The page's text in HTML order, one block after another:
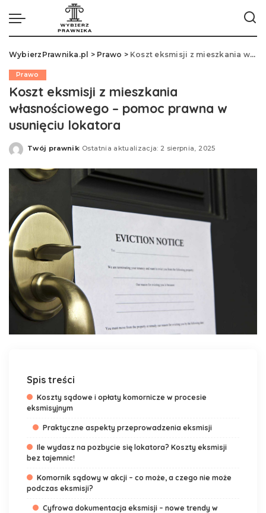
WybierzPrawnika.pl > Prawo > Koszt eksmisji z mieszkania własnościowego – pomoc prawna w usunięciu lokatora
Prawo
Koszt eksmisji z mieszkania
własnościowego – pomoc prawna w
usunięciu lokatora
Opublikowane
Twój prawnik Ostatnia aktualizacja: 2 sierpnia, 2025
Spis treści
Koszty sądowe i opłaty komornicze w procesie
eksmisyjnym
Praktyczne aspekty przeprowadzenia eksmisji
Ile wydasz na pozbycie się lokatora? Koszty eksmisji
bez tajemnic!
Komornik sądowy w akcji – co może, a czego nie może
podczas eksmisji?
Cyfrowa dokumentacja eksmisji – nowe trendy w